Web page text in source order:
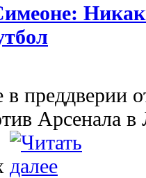
преддверии
Арсенала в